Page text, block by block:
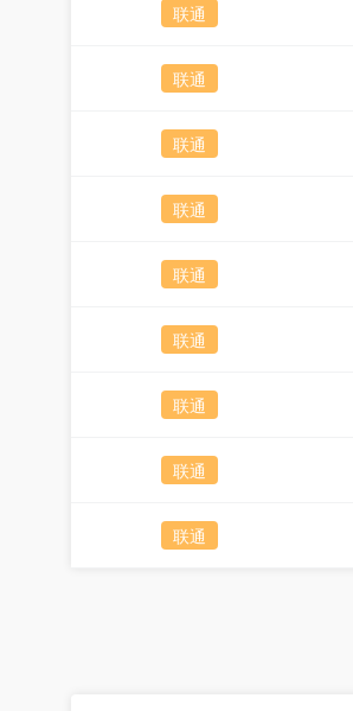
联通
联通
联通
联通
联通
联通
联通
联通
联通